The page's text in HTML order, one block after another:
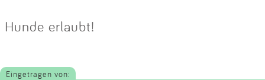
Hunde erlaubt!
Eingetragen von: